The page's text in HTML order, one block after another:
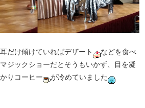
だけ傾けていればデザート
などを食べ
ジックショーだとそうもいかず、目を凝
りコーヒー
が冷めていました